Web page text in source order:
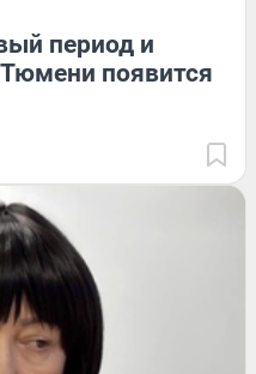
период и
появится